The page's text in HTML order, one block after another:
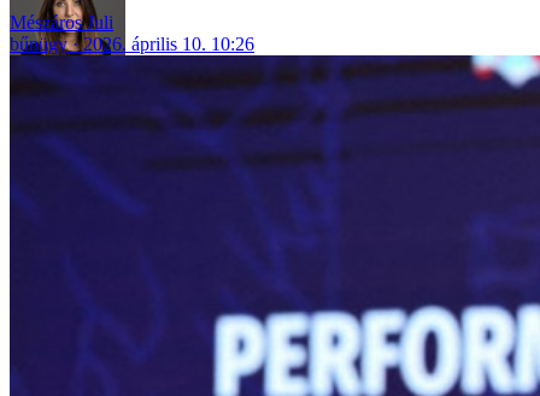
Mészáros Juli
bűnügy
2026. április 10. 10:26